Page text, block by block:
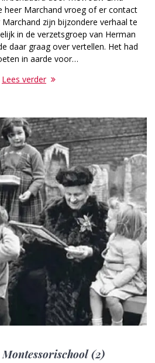
heer Marchand vroeg of er contact
zijn bijzondere verhaal te
in de verzetsgroep van Herman
daar graag over vertellen. Het had
in aarde voor…
Lees verder
(2)